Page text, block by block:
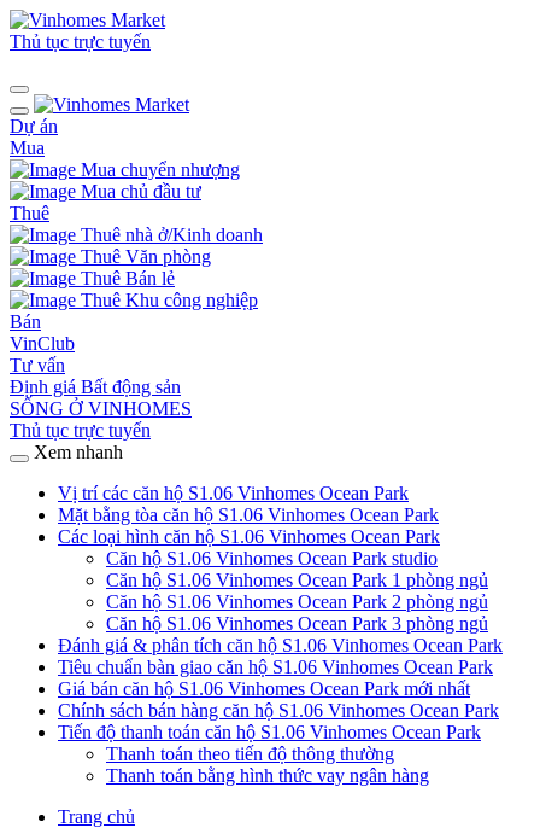
Thủ tục trực tuyến
Dự án
Mua
Mua chuyển nhượng
Mua chủ đầu tư
Thuê
Thuê nhà ở/Kinh doanh
Thuê Văn phòng
Thuê Bán lẻ
Thuê Khu công nghiệp
Bán
VinClub
Tư vấn
Định giá Bất động sản
SỐNG Ở VINHOMES
Thủ tục trực tuyến
Xem nhanh
Vị trí các căn hộ S1.06 Vinhomes Ocean Park
Mặt bằng tòa căn hộ S1.06 Vinhomes Ocean Park
Các loại hình căn hộ S1.06 Vinhomes Ocean Park
Căn hộ S1.06 Vinhomes Ocean Park studio
Căn hộ S1.06 Vinhomes Ocean Park 1 phòng ngủ
Căn hộ S1.06 Vinhomes Ocean Park 2 phòng ngủ
Căn hộ S1.06 Vinhomes Ocean Park 3 phòng ngủ
Đánh giá & phân tích căn hộ S1.06 Vinhomes Ocean Park
Tiêu chuẩn bàn giao căn hộ S1.06 Vinhomes Ocean Park
Giá bán căn hộ S1.06 Vinhomes Ocean Park mới nhất
Chính sách bán hàng căn hộ S1.06 Vinhomes Ocean Park
Tiến độ thanh toán căn hộ S1.06 Vinhomes Ocean Park
Thanh toán theo tiến độ thông thường
Thanh toán bằng hình thức vay ngân hàng
Trang chủ